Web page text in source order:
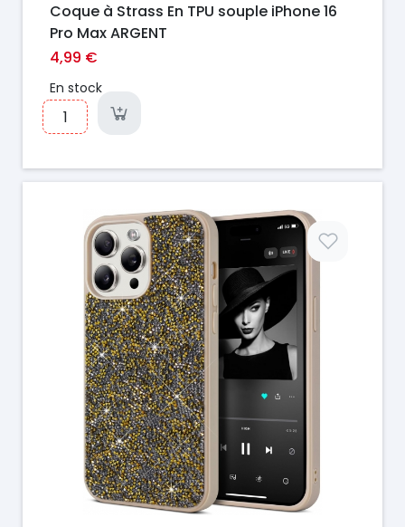
Coque à Strass En TPU souple iPhone 16
Pro Max ARGENT
4,99 €
En stock